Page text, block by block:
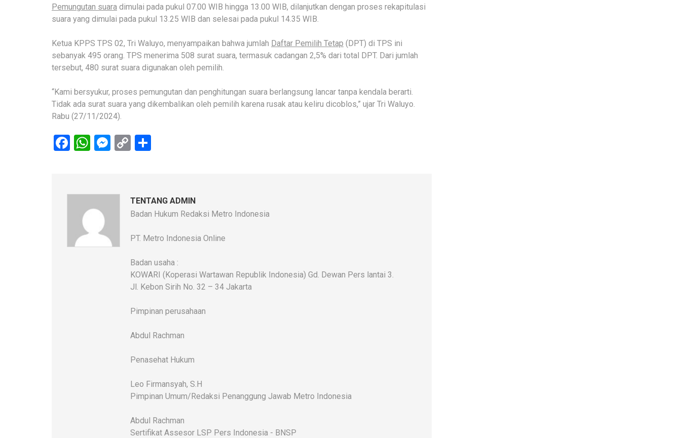
Pemungutan suara dimulai pada pukul 07.00 WIB hingga 13.00 WIB, dilanjutkan dengan proses rekapitulasi
suara yang dimulai pada pukul 13.25 WIB dan selesai pada pukul 14.35 WIB.
Ketua KPPS TPS 02, Tri Waluyo, menyampaikan bahwa jumlah Daftar Pemilih Tetap (DPT) di TPS ini
sebanyak 495 orang. TPS menerima 508 surat suara, termasuk cadangan 2,5% dari total DPT. Dari jumlah
tersebut, 480 surat suara digunakan oleh pemilih.
“Kami bersyukur, proses pemungutan dan penghitungan suara berlangsung lancar tanpa kendala berarti.
Tidak ada surat suara yang dikembalikan oleh pemilih karena rusak atau keliru dicoblos,” ujar Tri Waluyo.
Rabu (27/11/2024).
Facebook
WhatsApp
Messenger
Copy
TENTANG ADMIN
Badan Hukum Redaksi Metro Indonesia
PT. Metro Indonesia Online
Badan usaha :
KOWARI (Koperasi Wartawan Republik Indonesia) Gd. Dewan Pers lantai 3.
Jl. Kebon Sirih No. 32 – 34 Jakarta
Pimpinan perusahaan
Abdul Rachman
Penasehat Hukum
Leo Firmansyah, S.H
Pimpinan Umum/Redaksi Penanggung Jawab Metro Indonesia
Abdul Rachman
Sertifikat Assesor LSP Pers Indonesia - BNSP